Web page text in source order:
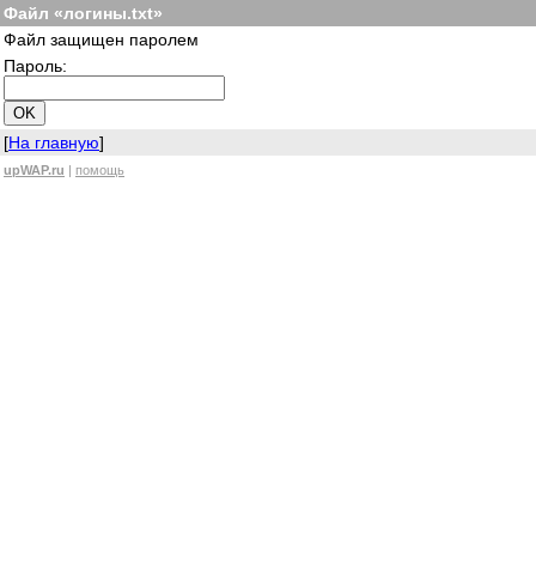
Файл «логины.txt»
Файл защищен паролем
Пароль:
[На главную]
upWAP.ru | помощь